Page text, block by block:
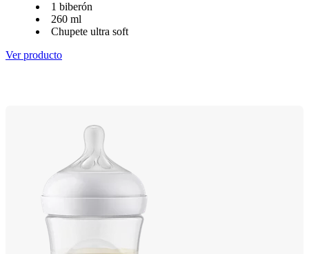
1 biberón
260 ml
Chupete ultra soft
Ver producto